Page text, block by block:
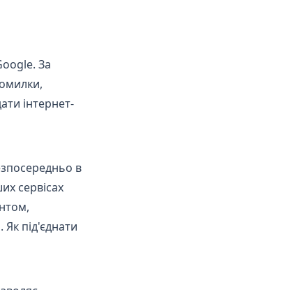
За
інтернет-
в
сервісах
під'єднати